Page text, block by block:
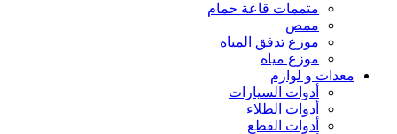
متممات قاعة حمام
ممص
موزع تدفق المياه
موزع مياه
معدات و لوازم
أدوات السيارات
أدوات الطلاء
أدوات القطع